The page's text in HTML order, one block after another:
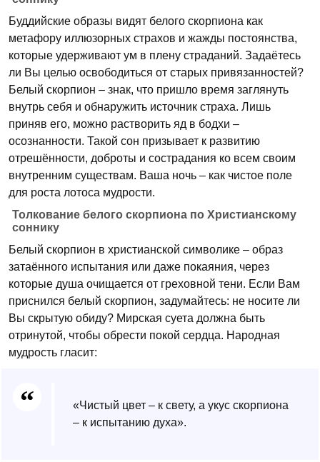
Буддийские образы видят белого скорпиона как
метафору иллюзорных страхов и жажды постоянства,
которые удерживают ум в плену страданий. Задаётесь
ли Вы целью освободиться от старых привязанностей?
Белый скорпион – знак, что пришло время заглянуть
внутрь себя и обнаружить источник страха. Лишь
приняв его, можно растворить яд в бодхи –
осознанности. Такой сон призывает к развитию
отрешённости, доброты и сострадания ко всем своим
внутренним существам. Ваша ночь – как чистое поле
для роста лотоса мудрости.
Толкование белого скорпиона по Христианскому
соннику
Белый скорпион в христианской символике – образ
затаённого испытания или даже покаяния, через
которые душа очищается от греховной тени. Если Вам
приснился белый скорпион, задумайтесь: не носите ли
Вы скрытую обиду? Мирская суета должна быть
отринутой, чтобы обрести покой сердца. Народная
мудрость гласит:
«Чистый цвет – к свету, а укус скорпиона
– к испытанию духа».